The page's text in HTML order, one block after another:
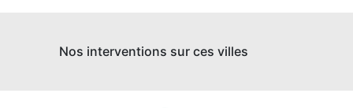
Nos interventions sur ces villes